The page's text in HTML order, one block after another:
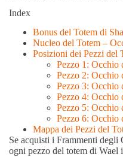
Index
Bonus del Totem di
Nucleo del Totem –
Posizioni dei Pezzi del
Pezzo 1: Occhio
Pezzo 2: Occhio
Pezzo 3: Occhio
Pezzo 4: Occhio
Pezzo 5: Occhio
Pezzo 6: Occhio
Mappa dei Pezzi del
Se acquisti i Frammenti
ogni pezzo del totem di Wael